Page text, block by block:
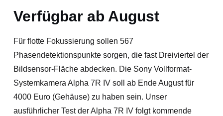
Verfügbar ab August
Für flotte Fokussierung sollen 567
Phasendetektionspunkte sorgen, die fast Dreiviertel der
Bildsensor-Fläche abdecken. Die Sony Vollformat-
Systemkamera Alpha 7R IV soll ab Ende August für
4000 Euro (Gehäuse) zu haben sein. Unser
ausführlicher Test der Alpha 7R IV folgt kommende